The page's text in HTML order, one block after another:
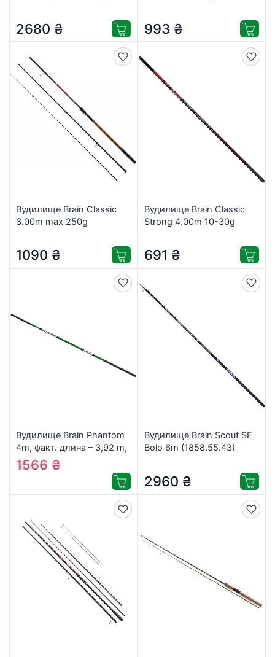
2680 ₴ 993 ₴
Вудилище Brain Classic
3.00m max 250g
1090 ₴
Вудилище Brain Classic
Strong 4.00m 10-30g
691 ₴
Вудилище Brain Phantom
4m, факт. длина – 3,92 m,
90 g (1858.40.51)
1649₴
1566 ₴
Вудилище Brain Scout SE
Bolo 6m (1858.55.43)
2960 ₴